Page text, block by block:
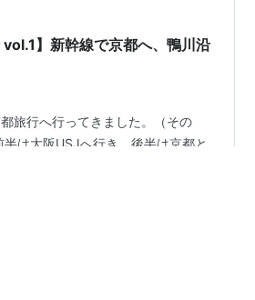
vol.1】新幹線で京都へ、鴨川沿